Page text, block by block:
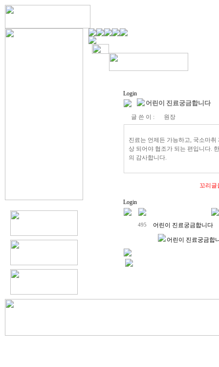
Login
어린이 진료궁금합니다
글 쓴 이 : 원장
진료는 언제든 가능하고, 국소마
상 되어야 협조가 되는 편입니다.
의 감사합니다.
꼬리글
Login
495 어린이 진료궁금합니다
어린이 진료궁금합